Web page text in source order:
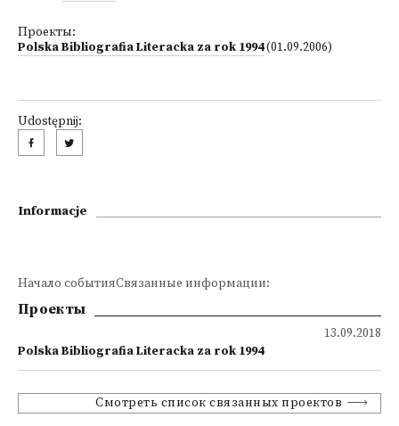
Проекты:
Polska Bibliografia Literacka za rok 1994(01.09.2006)
Udostępnij:
Informacje
Начало событияСвязанные информации:
Проекты
13.09.2018
Polska Bibliografia Literacka za rok 1994
Смотреть список связанных проектов